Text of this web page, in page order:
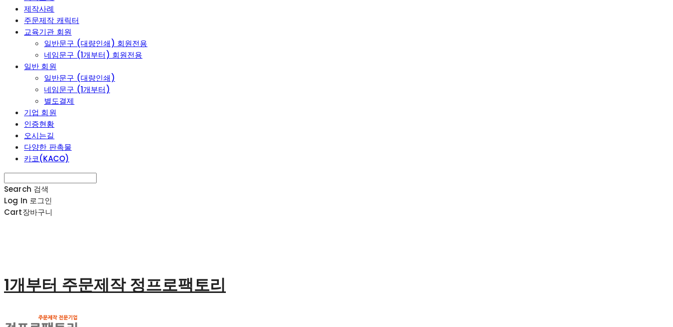
제작사례
주문제작 캐릭터
교육기관 회원
일반문구 (대량인쇄) 회원전용
네임문구 (1개부터) 회원전용
일반 회원
일반문구 (대량인쇄)
네임문구 (1개부터)
별도결제
기업 회원
인증현황
오시는길
다양한 판촉물
카코(KACO)
Search 검색
Log In 로그인
Cart장바구니
1개부터 주문제작 정프로팩토리